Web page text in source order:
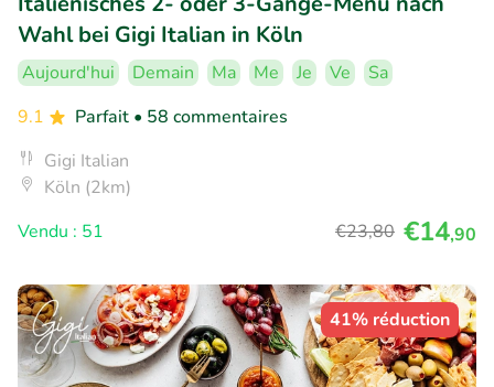
Wahl bei Gigi Italian in Köln
Aujourd'hui Demain Ma Me Je Ve
Sa
9.1
Parfait • 58 commentaires
Gigi Italian
Köln (2km)
Vendu : 51
€23,80 €14,90
41% réduction